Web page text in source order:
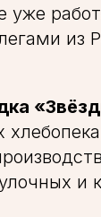
уже
из
и